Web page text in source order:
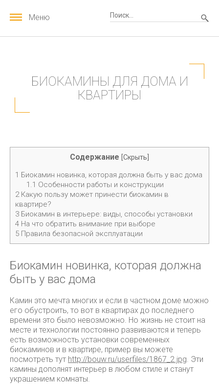
Меню
БИОКАМИНЫ ДЛЯ ДОМА И
КВАРТИРЫ
Содержание Скрыть
1 Биокамин новинка, которая должна быть у вас дома
1.1 Особенности работы и конструкции
2Какую пользу может принести биокамин в
квартире?
3 Биокамин в интерьере: виды, способы установки
4 На что обратить внимание при выборе
5 Правила безопасной эксплуатации
Биокамин новинка, которая должна
быть у вас дома
Камин это мечта многих и если в частном доме можно
его обустроить, то вот в квартирах до последнего
времени это было невозможно. Но жизнь не стоит на
месте и технологии постоянно развиваются и теперь
есть возможность установки современных
биокаминов и в квартире, пример вы можете
посмотреть тут http://bouw.ru/userfiles/1867_2.jpg. Эти
камины дополнят интерьер в любом стиле и станут
украшением комнаты.